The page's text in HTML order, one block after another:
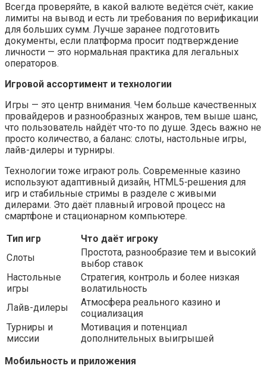
Всегда проверяйте, в какой валюте ведётся счёт, какие
лимиты на вывод и есть ли требования по верификации
для больших сумм. Лучше заранее подготовить
документы, если платформа просит подтверждение
личности — это нормальная практика для легальных
операторов.
Игровой ассортимент и технологии
Игры — это центр внимания. Чем больше качественных
провайдеров и разнообразных жанров, тем выше шанс,
что пользователь найдёт что-то по душе. Здесь важно не
просто количество, а баланс: слоты, настольные игры,
лайв-дилеры и турниры.
Технологии тоже играют роль. Современные казино
используют адаптивный дизайн, HTML5-решения для
игр и стабильные стримы в разделе с живыми
дилерами. Это даёт плавный игровой процесс на
смартфоне и стационарном компьютере.
Тип игр
Что даёт игроку
Слоты
Простота, разнообразие тем и высокий
выбор ставок
Настольные
игры
Стратегия, контроль и более низкая
волатильность
Лайв-дилеры
Атмосфера реального казино и
социализация
Турниры и
миссии
Мотивация и потенциал
дополнительных выигрышей
Мобильность и приложения